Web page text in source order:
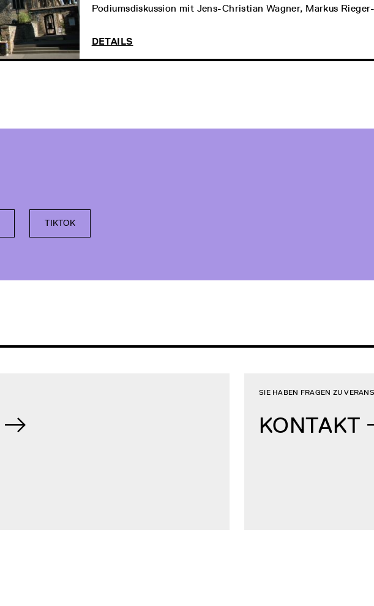
Podiumsdiskussion mit Jens-Christian Wagner, Markus
DETAILS
TIKTOK
KONTAKT
SIE HABEN FRAGEN ZU